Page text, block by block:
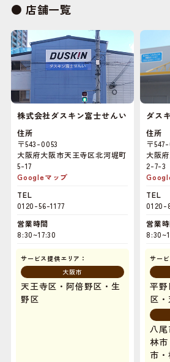
店舗一覧
株式会社ダスキン富士せんい
住所
〒543-0053
大阪府大阪市天王寺区北河堀町
5-17
Googleマップ
TEL
0120-56-1177
営業時間
8:30~17:30
サービス提供エリア：
大阪市
天王寺区・阿倍野区・生
野区
ダス
住所
〒
大阪
2-7-3
TEL
0120-
営業
サー
平
区
八
林
市